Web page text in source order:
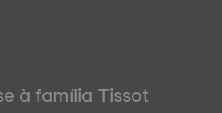
à família Tissot